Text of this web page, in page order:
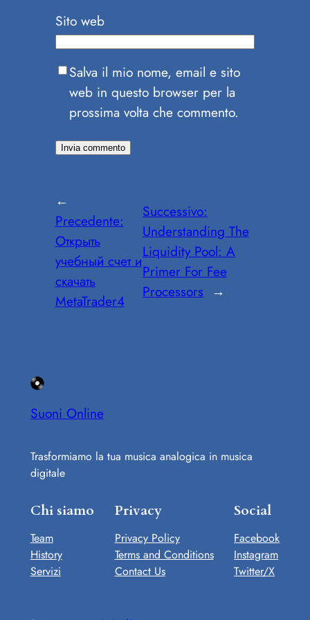
Sito web
Salva il mio nome, email e sito
web in questo browser per la
prossima volta che commento.
←
Precedente:
Открыть
учебный счет и
скачать
MetaTrader4
Successivo:
Understanding The
Liquidity Pool: A
Primer For Fee
Processors →
Suoni Online
Trasformiamo la tua musica analogica in musica
digitale
Chi siamo
Team
History
Servizi
Privacy
Privacy Policy
Terms and Conditions
Contact Us
Social
Facebook
Instagram
Twitter/X